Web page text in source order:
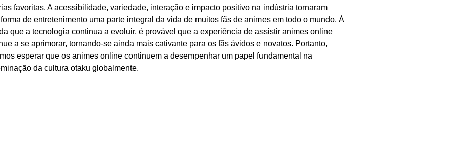
favoritas. A acessibilidade, variedade, interação e impacto positivo na indústria tornaram
de entretenimento uma parte integral da vida de muitos fãs de animes em todo o mundo. À
que a tecnologia continua a evoluir, é provável que a experiência de assistir animes online
a se aprimorar, tornando-se ainda mais cativante para os fãs ávidos e novatos. Portanto,
esperar que os animes online continuem a desempenhar um papel fundamental na
da cultura otaku globalmente.